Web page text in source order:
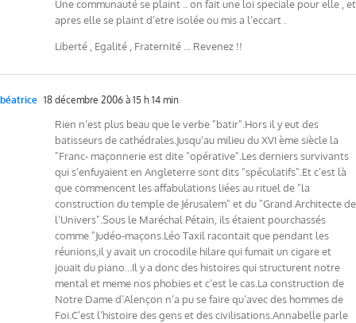
Une communauté se plaint .. on fait une loi speciale pour elle , et
apres elle se plaint d’etre isolée ou mis a l’eccart .
Liberté , Egalité , Fraternité … Revenez !!
béatrice 18 décembre 2006 à 15 h 14 min
Rien n’est plus beau que le verbe "batir".Hors il y eut des
batisseurs de cathédrales.Jusqu’au milieu du XVI ème siècle la
"Franc- maçonnerie est dite "opérative".Les derniers survivants
qui s’enfuyaient en Angleterre sont dits "spéculatifs".Et c’est là
que commencent les affabulations liées au rituel de "la
construction du temple de Jérusalem" et du "Grand Architecte de
l’Univers".Sous le Maréchal Pétain, ils étaient pourchassés
comme "Judéo-maçons.Léo Taxil racontait que pendant les
réunions,il y avait un crocodile hilare qui fumait un cigare et
jouait du piano…Il y a donc des histoires qui structurent notre
mental et meme nos phobies et c’est le cas.La construction de
Notre Dame d’Alençon n’a pu se faire qu’avec des hommes de
Foi.C’est l’histoire des gens et des civilisations.Annabelle parle